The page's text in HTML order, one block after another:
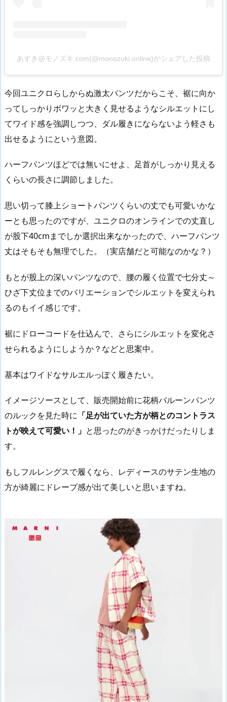
あすき@モノズキ.com(@monozuki.online)がシェアした投稿
今回ユニクロらしからぬ激太パンツだからこそ、裾に向か
ってしっかりボワッと大きく見せるようなシルエットにし
てワイド感を強調しつつ、ダル履きにならないよう軽さも
出せるようにという意図。
ハーフパンツほどでは無いにせよ、足首がしっかり見える
くらいの長さに調節しました。
思い切って膝上ショートパンツくらいの丈でも可愛いかな
ーとも思ったのですが、ユニクロのオンラインでの丈直し
が股下40cmまでしか選択出来なかったので、ハーフパンツ
丈はそもそも無理でした。（実店舗だと可能なのかな？）
もとが股上の深いパンツなので、腰の履く位置で七分丈～
ひざ下丈位までのバリエーションでシルエットを変えられ
るのもイイ感じです。
裾にドローコードを仕込んで、さらにシルエットを変化さ
せられるようにしようか？などと思案中。
基本はワイドなサルエルっぽく履きたい。
イメージソースとして、販売開始前に花柄バルーンパンツ
のルックを見た時に 「足が出ていた方が柄とのコントラス
トが映えて可愛い！」 と思ったのがきっかけだったりしま
す。
もしフルレングスで履くなら、レディースのサテン生地の
方が綺麗にドレープ感が出て美しいと思いますね。